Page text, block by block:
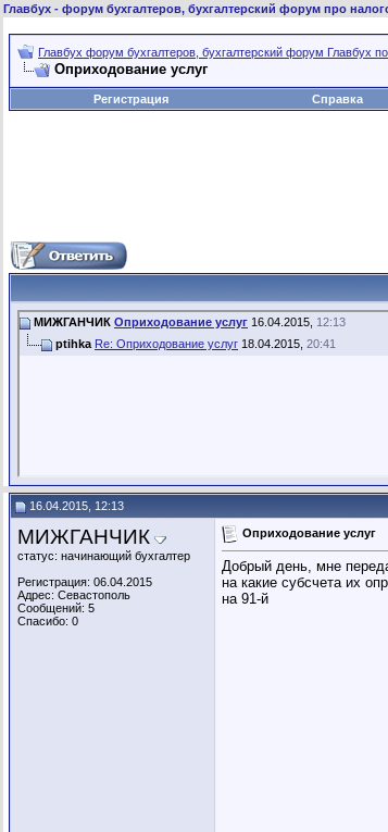
Главбух - форум бухгалтеров, бухгалтерский форум про
Главбух форум бухгалтеров, бухгалтерский форум Главбух
Оприходование услуг
Регистрация Справка
МИЖГАНЧИК Оприходование услуг 16.04.2015, 12:13
ptihka Re: Оприходование услуг 18.04.2015, 20:41
16.04.2015, 12:13
МИЖГАНЧИК
статус: начинающий бухгалтер
Регистрация: 06.04.2015
Адрес: Севастополь
Сообщений: 5
Спасибо: 0
Оприходование услуг
Добрый день, мне
на какие субсчета их
на 91-й